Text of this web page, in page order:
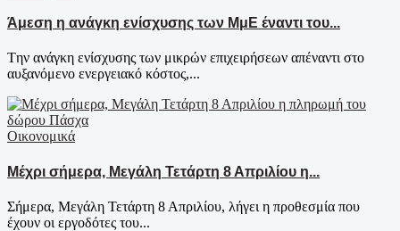
Άμεση η ανάγκη ενίσχυσης των ΜμΕ έναντι του...
Tην ανάγκη ενίσχυσης των μικρών επιχειρήσεων απέναντι στο
αυξανόμενο ενεργειακό κόστος,...
Οικονομικά
Μέχρι σήμερα, Μεγάλη Τετάρτη 8 Απριλίου η...
Σήμερα, Μεγάλη Τετάρτη 8 Απριλίου, λήγει η προθεσμία που
έχουν οι εργοδότες του...